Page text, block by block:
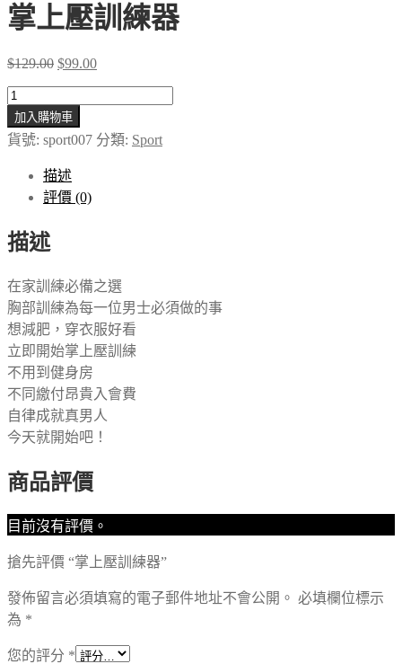
掌上壓訓練器
$129.00 Original
$129.00.
$99.00Current
掌
上
壓
數
量
加入購物車
貨號: sport007 分類: Sport
描述
評價 (0)
描述
在家訓練必備之選
胸部訓練為每一位男士必須做的事
想減肥，穿衣服好看
立即開始掌上壓訓練
不用到健身房
不同繳付昂貴入會費
自律成就真男人
今天就開始吧！
商品評價
目前沒有評價。
搶先評價 “掌上壓訓練器”
發佈留言必須填寫的電子郵件地址不會公開。 必填欄位標示
為 *
您的評分 *